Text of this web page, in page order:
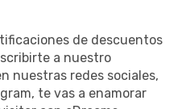
de descuentos
a nuestro
nuestras redes sociales,
te vas a enamorar